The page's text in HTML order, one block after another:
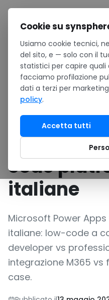
Salta al contenuto
Home / Confronti
Microsoft Power Apps vs
per PMI italiane
CONFRONTO VS
Microsoft
vs
code
italiane
Microsoft Power Apps
italiane: low-code a
developer vs
integrazione M365
case.
Cookie su
Usiamo cookie tecnici,
del sito, e — solo con il
statistici per capire quali
facciamo profilazione
dati a terzi per
policy.
Accetta tutti